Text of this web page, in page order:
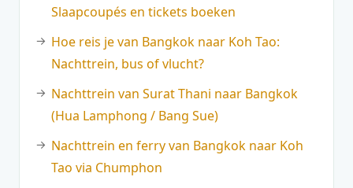
Slaapcoupés en tickets boeken
Hoe reis je van Bangkok naar Koh Tao:
Nachttrein, bus of vlucht?
Nachttrein van Surat Thani naar Bangkok
(Hua Lamphong / Bang Sue)
Nachttrein en ferry van Bangkok naar Koh
Tao via Chumphon